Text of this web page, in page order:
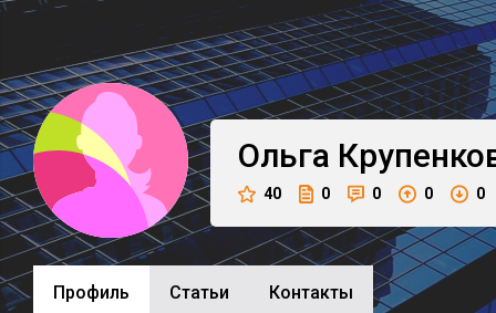
Ольга
40 0 0 0 0
Профиль Cтатьи Контакты